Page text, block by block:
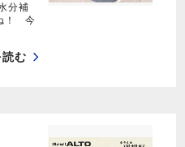
分補
！ 今
む